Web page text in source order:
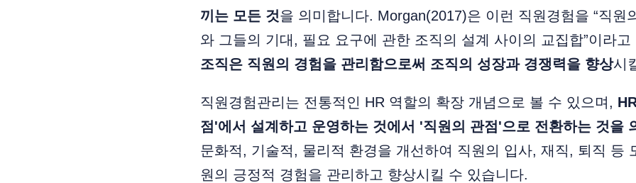
끼는 모든 것을 의미합니다. Morgan(2017)은 이런 직원경험을 “직원
와 그들의 기대, 필요 요구에 관한 조직의 설계 사이의 교집합”이라
조직은 직원의 경험을 관리함으로써 조직의 성장과 경쟁력을 향상시
직원경험관리는 전통적인 HR 역할의 확장 개념으로 볼 수 있으며,
점'에서 설계하고 운영하는 것에서 '직원의 관점'으로 전환하는 것을
문화적, 기술적, 물리적 환경을 개선하여 직원의 입사, 재직, 퇴직 등
원의 긍정적 경험을 관리하고 향상시킬 수 있습니다.